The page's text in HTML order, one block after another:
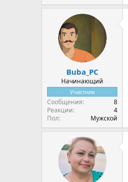
Buba_PC
Начинающий
Участник
Сообщения
8
Реакции
4
Пол
Мужской